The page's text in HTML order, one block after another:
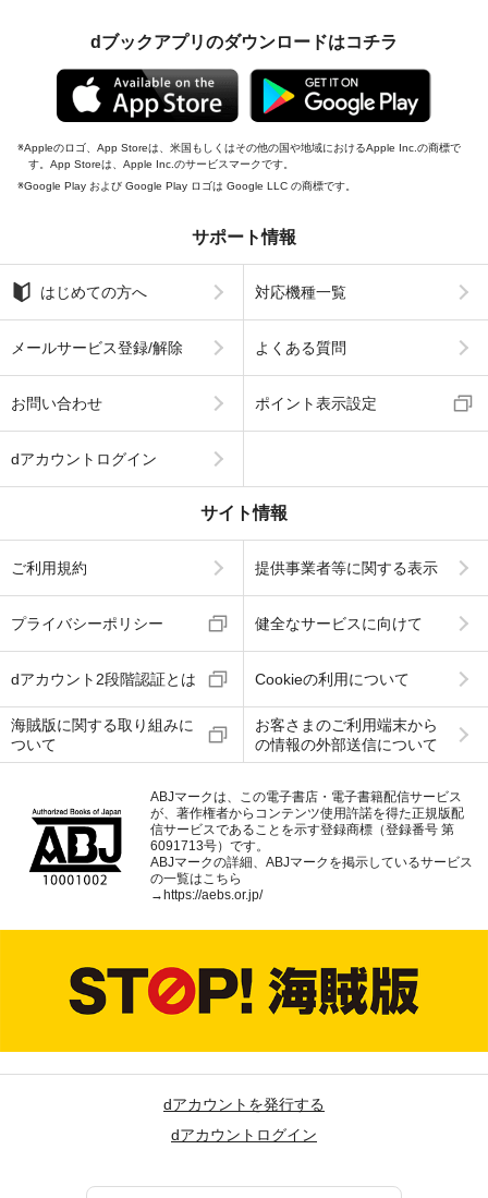
dブックアプリのダウンロードはコチラ
Appleのロゴ、App Storeは、米国もしくはその他の国や地域におけるApple Inc.の商標で
す。App Storeは、Apple Inc.のサービスマークです。
Google Play および Google Play ロゴは Google LLC の商標です。
サポート情報
はじめての方へ 対応機種一覧
メールサービス登録/解除 よくある質問
お問い合わせ ポイント表示設定
dアカウントログイン
サイト情報
ご利用規約 提供事業者等に関する表示
プライバシーポリシー 健全なサービスに向けて
dアカウント2段階認証とは Cookieの利用について
海賊版に関する取り組みに
ついて
お客さまのご利用端末から
の情報の外部送信について
ABJマークは、この電子書店・電子書籍配信サービス
が、著作権者からコンテンツ使用許諾を得た正規版配
信サービスであることを示す登録商標（登録番号 第
6091713号）です。
ABJマークの詳細、ABJマークを掲示しているサービス
の一覧はこちら
→ https://aebs.or.jp/
dアカウントを発行する
dアカウントログイン